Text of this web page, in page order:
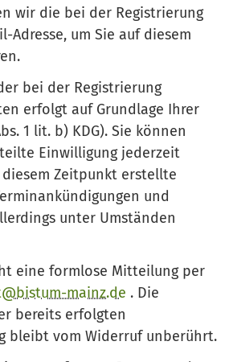
wir die bei der Registrierung
Adresse, um Sie auf diesem
bei der Registrierung
erfolgt auf Grundlage Ihrer
1 lit. b) KDG). Sie können
Einwilligung jederzeit
Zeitpunkt erstellte
und
unter Umständen
eine formlose Mitteilung per
mainz.de . Die
bereits erfolgten
bleibt vom Widerruf unberührt.